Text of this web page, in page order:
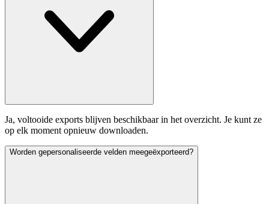
Ja, voltooide exports blijven beschikbaar in het overzicht. Je kunt ze
op elk moment opnieuw downloaden.
Worden gepersonaliseerde velden meegeëxporteerd?